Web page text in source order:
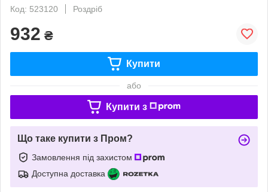
Код: 523120
Роздріб
932 ₴
Купити
або
Купити з
Що таке купити з Пром?
Замовлення під захистом
Доступна доставка